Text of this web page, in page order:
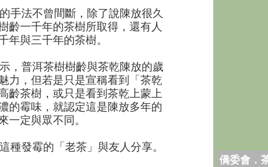
手法不曾間斷，除了說陳放很久
齡一千年的茶樹所取得，還有人
年與三千年的茶樹。
，普洱茶樹樹齡與茶乾陳放的歲
力，但若是只是宣稱看到「茶乾
齡茶樹，或只是看到茶乾上蒙上
的霉味，就認定這是陳放多年的
一定與眾不同。
發霉的「老茶」與友人分享。
僑委會．